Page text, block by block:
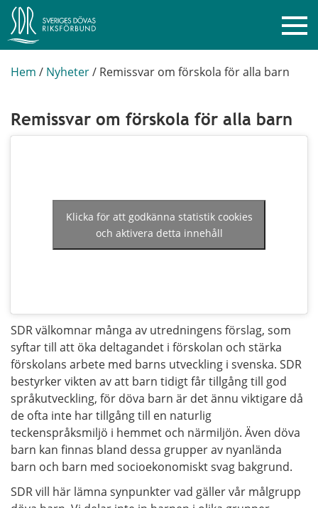
Hem / Nyheter/ Remissvar om förskola för alla barn
Remissvar om förskola för alla barn
Klicka för att godkänna statistik cookies
och aktivera detta innehåll
SDR välkomnar många av utredningens förslag, som
syftar till att öka deltagandet i förskolan och stärka
förskolans arbete med barns utveckling i svenska. SDR
bestyrker vikten av att barn tidigt får tillgång till god
språkutveckling, för döva barn är det ännu viktigare då
de ofta inte har tillgång till en naturlig
teckenspråksmiljö i hemmet och närmiljön. Även döva
barn kan finnas bland dessa grupper av nyanlända
barn och barn med socioekonomiskt svag bakgrund.
SDR vill här lämna synpunkter vad gäller vår målgrupp